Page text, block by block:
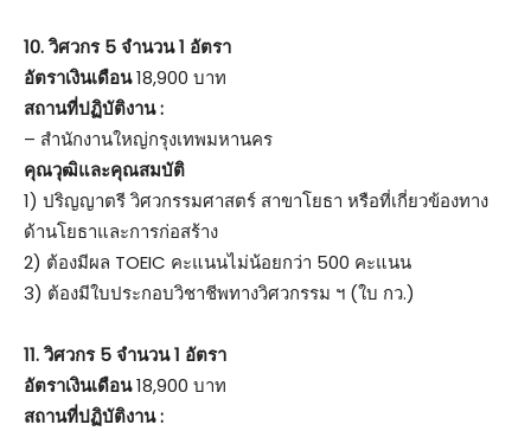
10. วิศวกร 5 จำนวน 1 อัตรา
อัตราเงินเดือน18,900 บาท
สถานที่ปฏิบัติงาน :
– สำนักงานใหญ่กรุงเทพมหานคร
คุณวุฒิและคุณสมบัติ
1) ปริญญาตรี วิศวกรรมศาสตร์ สาขาโยธา หรือที่เกี่ยวข้องทาง
ด้านโยธาและการก่อสร้าง
2) ต้องมีผล TOEIC คะแนนไม่น้อยกว่า 500 คะแนน
3) ต้องมีใบประกอบวิชาชีพทางวิศวกรรม ฯ (ใบ กว.)
11. วิศวกร 5 จำนวน 1 อัตรา
อัตราเงินเดือน18,900 บาท
สถานที่ปฏิบัติงาน :